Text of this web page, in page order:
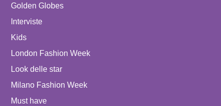
Golden Globes
Interviste
Kids
London Fashion Week
Look delle star
Milano Fashion Week
Must have